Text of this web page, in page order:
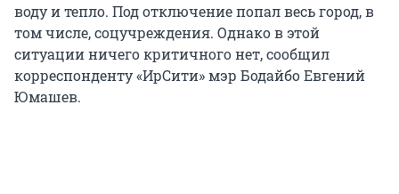
воду и тепло. Под отключение попал весь город, в
том числе, соцучреждения. Однако в этой
ситуации ничего критичного нет, сообщил
корреспонденту «ИрСити» мэр Бодайбо Евгений
Юмашев.